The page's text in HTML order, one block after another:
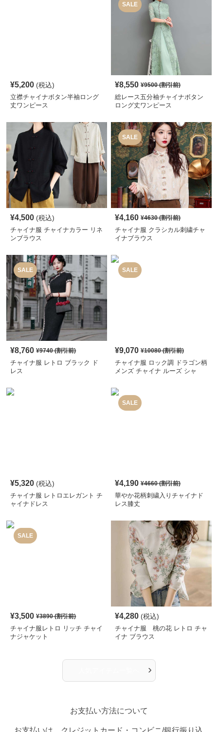
¥5,200 (税込)
立襟チャイナボタン半袖ロング
丈ワンピース
SALE
¥8,550 ¥9500(割引前)
総レース五分袖チャイナボタン
ロング丈ワンピース
¥4,500 (税込)
チャイナ服 チャイナカラー リネ
ンブラウス
SALE
¥4,160 ¥4630(割引前)
チャイナ服 クラシカル刺繍チャ
イナブラウス
SALE
¥8,760 ¥9740(割引前)
チャイナ服 レトロ ブラック ド
レス
SALE
¥9,070 ¥10080(割引前)
チャイナ服 ロック調 ドラゴン柄
メンズ チャイナ ルーズ シャ
¥5,320 (税込)
チャイナ服 レトロエレガント チ
ャイナドレス
SALE
¥4,190 ¥4660(割引前)
華やか花柄刺繍入りチャイナド
レス膝丈
SALE
¥3,500 ¥3890(割引前)
チャイナ服レトロ リッチ チャイ
ナジャケット
¥4,280 (税込)
チャイナ服 桃の花 レトロ チャ
イナ ブラウス
›
お支払い方法について
お支払いは、クレジットカード・コンビニ/銀行振り込